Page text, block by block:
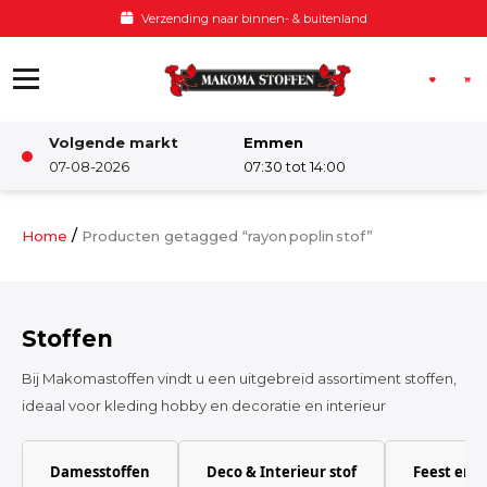
Verzending naar binnen- & buitenland
Volgende markt
07-08-2026
Emmen
07:30 tot 14:00
Damesstoffen
Home / Producten getagged “rayon poplin stof”
Stoffen
Bij Makomastoffen vindt u een uitgebreid assortiment stoffen,
ideaal voor kleding hobby en decoratie en interieur
Damesstoffen Deco & Interieur stof Feest en